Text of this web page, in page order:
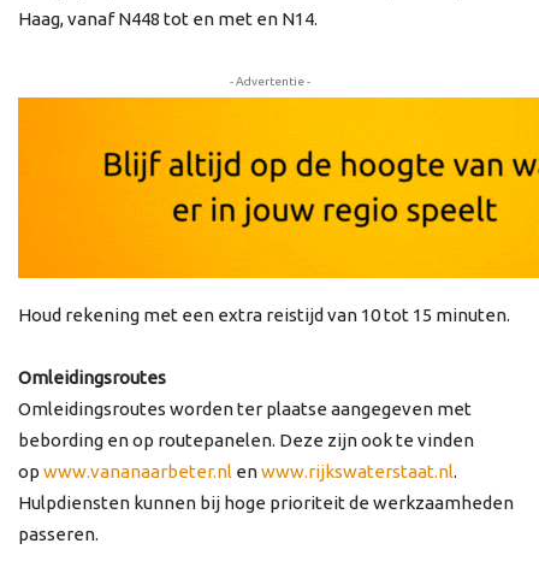
Haag, vanaf N448 tot en met en N14.
- Advertentie -
Houd rekening met een extra reistijd van 10 tot 15 minuten.
Omleidingsroutes
Omleidingsroutes worden ter plaatse aangegeven met
bebording en op routepanelen. Deze zijn ook te vinden
op www.vananaarbeter.nl enwww.rijkswaterstaat.nl.
Hulpdiensten kunnen bij hoge prioriteit de werkzaamheden
passeren.